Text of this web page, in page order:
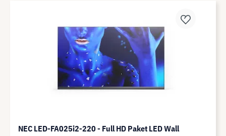
NEC LED-FA025i2-220 - Full HD Paket LED Wall